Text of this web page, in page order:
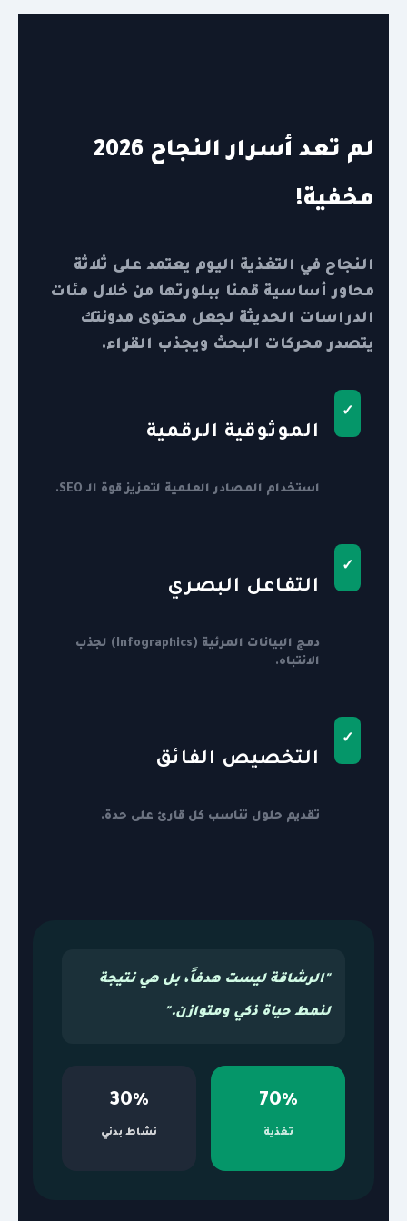
لم تعد أسرار النجاح 2026
مخفية!
النجاح في التغذية اليوم يعتمد على ثلاثة
محاور أساسية قمنا ببلورتها من خلال مئات
الدراسات الحديثة لجعل محتوى مدونتك
يتصدر محركات البحث ويجذب القراء.
✓
الموثوقية الرقمية
استخدام المصادر العلمية لتعزيز قوة الـ SEO.
✓
التفاعل البصري
دمج البيانات المرئية (Infographics) لجذب
الانتباه.
✓
التخصيص الفائق
تقديم حلول تناسب كل قارئ على حدة.
"الرشاقة ليست هدفاً، بل هي نتيجة
لنمط حياة ذكي ومتوازن."
70%
تغذية
30%
نشاط بدني